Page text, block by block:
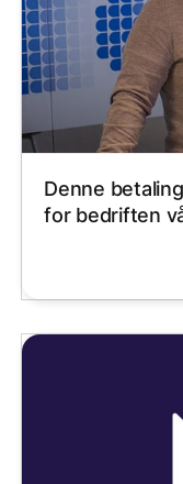
Denne
for bedriften